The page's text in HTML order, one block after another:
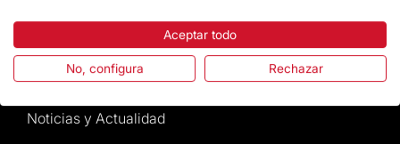
Normativa y condiciones de compra
Noticias y Actualidad
Aceptar todo
No, configura Rechazar